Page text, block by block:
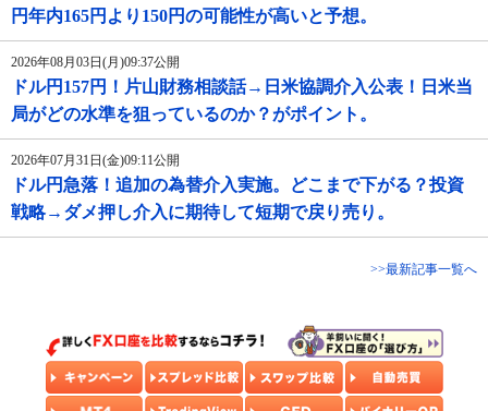
円年内165円より150円の可能性が高いと予想。
2026年08月03日(月)09:37公開
ドル円157円！片山財務相談話→日米協調介入公表！日米当
局がどの水準を狙っているのか？がポイント。
2026年07月31日(金)09:11公開
ドル円急落！追加の為替介入実施。どこまで下がる？投資
戦略→ダメ押し介入に期待して短期で戻り売り。
>>最新記事一覧へ